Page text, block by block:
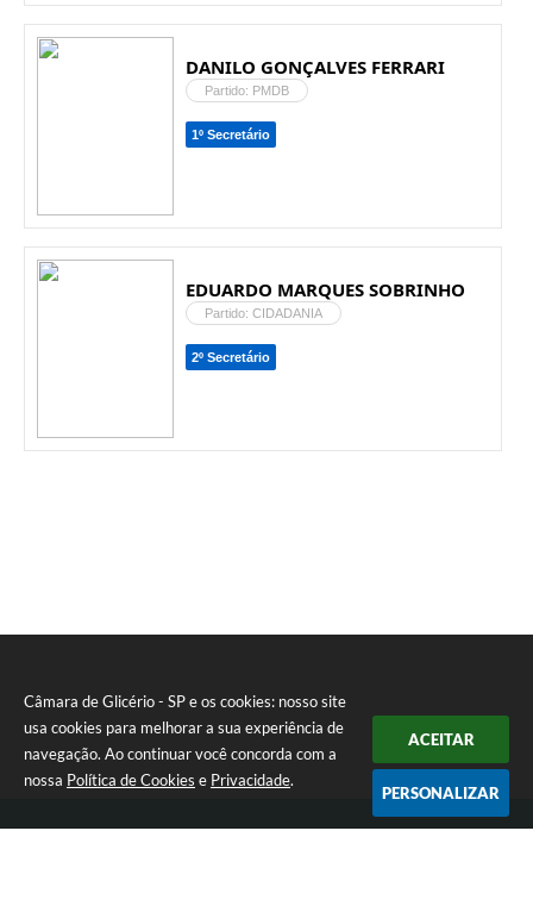
Câmara de Glicério - SP e os cookies: nosso site
usa cookies para melhorar a sua experiência de
navegação. Ao continuar você concorda com a
nossa Política de Cookies e Privacidade.
ACEITAR
PERSONALIZAR
DANILO GONÇALVES FERRARI
Partido: PMDB
1º Secretário
EDUARDO MARQUES SOBRINHO
Partido: CIDADANIA
2º Secretário